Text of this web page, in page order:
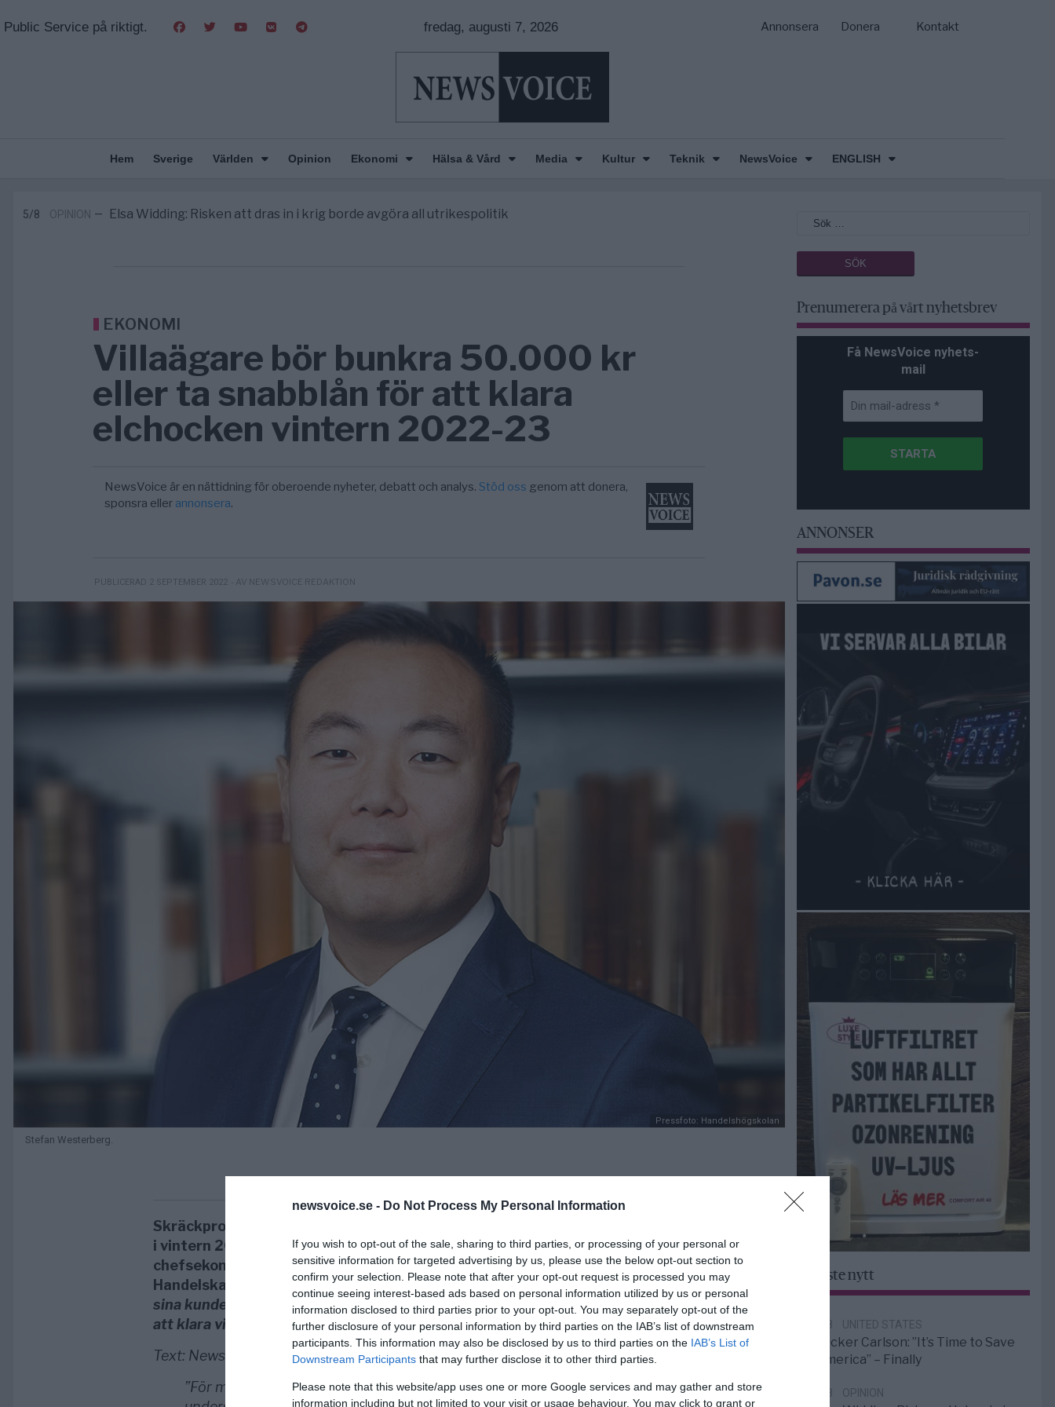
newsvoice.se - Do Not Process My Personal Information
If you wish to opt-out of the sale, sharing to third parties, or processing of your personal or
sensitive information for targeted advertising by us, please use the below opt-out section to
confirm your selection. Please note that after your opt-out request is processed you may
continue seeing interest-based ads based on personal information utilized by us or personal
information disclosed to third parties prior to your opt-out. You may separately opt-out of the
further disclosure of your personal information by third parties on the IAB’s list of downstream
participants. This information may also be disclosed by us to third parties on the IAB’s List of
Downstream Participants that may further disclose it to other third parties.
Please note that this website/app uses one or more Google services and may gather and store
information including but not limited to your visit or usage behaviour. You may click to grant or
Public Service på riktigt. fredag, augusti 7, 2026 Annonsera Donera Kontakt
Hem Sverige Världen Opinion Ekonomi Hälsa & Vård Media Kultur Teknik NewsVoice
ENGLISH
5/8 OPINION — Elsa Widding: Risken att dras in i krig borde avgöra all utrikespolitik
EKONOMI
Villaägare bör bunkra 50.000 kr
eller ta snabblån för att klara
elchocken vintern 2022-23
NewsVoice är en nättidning för oberoende nyheter, debatt och analys.Stöd oss genom att donera,
sponsra eller annonsera.
PUBLICERAD 2 SEPTEMBER 2022 - AV NEWSVOICE REDAKTION
Pressfoto: Handelshögskolan
Stefan Westerberg.
Skräckprognosen är att det kan bli 61.000 kronor dyrare elräkningar
i vintern 2022-23. Elkostnaden kan nästan tredubblas, enligt
chefsekonomen Stefan Westerberg på Stockholms
Handelskammare.
”Det kommunala elbolaget Varberg Energi råder
sina kunder att bunkra upp med 50.000 kronor eller ta [snabb]lån för
att klara vinterns elkostnader”, skriver Aftonbladet.
Text: NewsVoice
”För många kommer det bli väldigt jobbigt. Vi ser i olika
Prenumerera på vårt nyhetsbrev
Få NewsVoice nyhets-
mail
ANNONSER
Senaste nytt
6/8 UNITED STATES
Tucker Carlson: ”It’s Time to Save
America” – Finally
5/8 OPINION